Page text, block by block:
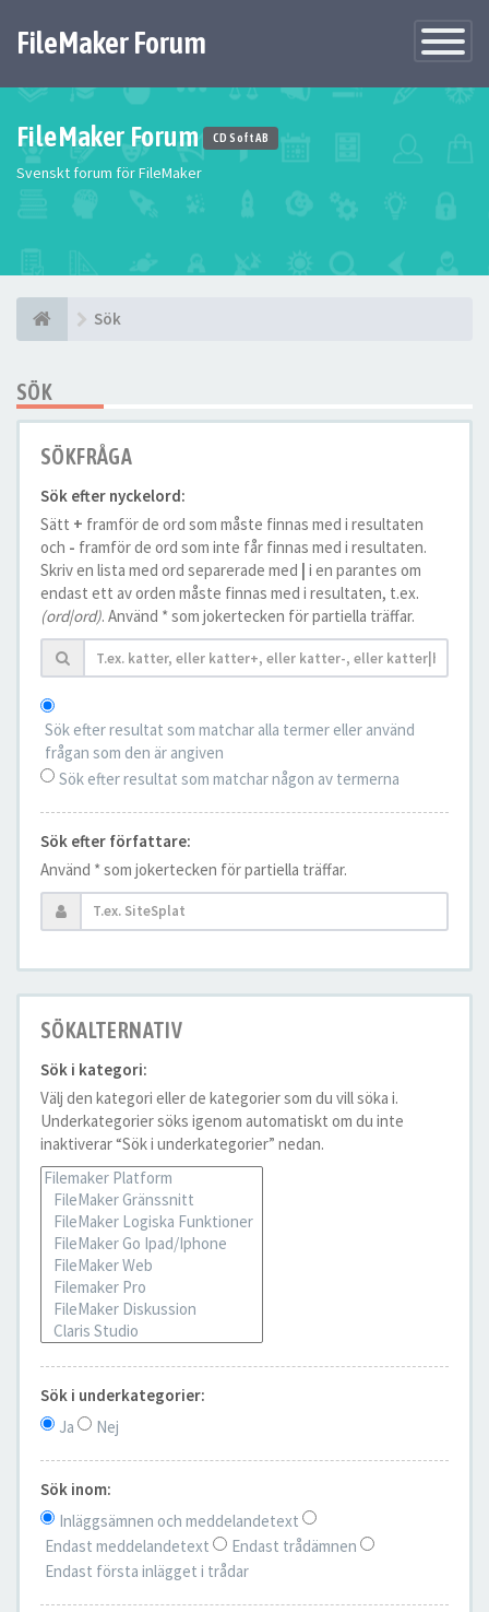
Växla
FileMaker Forum
FileMaker Forum CD Soft AB
Svenskt forum för FileMaker
Sök
SÖK
SÖKFRÅGA
Sök efter nyckelord:
Sätt + framför de ord som måste finnas med i resultaten
och - framför de ord som inte får finnas med i resultaten.
Skriv en lista med ord separerade med | i en parantes om
endast ett av orden måste finnas med i resultaten, t.ex.
(ord|ord). Använd * som jokertecken för partiella träffar.
Sök efter resultat som matchar alla termer eller använd
frågan som den är angiven
Sök efter resultat som matchar någon av termerna
Sök efter författare:
Använd * som jokertecken för partiella träffar.
SÖKALTERNATIV
Sök i kategori:
Välj den kategori eller de kategorier som du vill söka i.
Underkategorier söks igenom automatiskt om du inte
inaktiverar “Sök i underkategorier” nedan.
Sök i underkategorier:
Ja
Nej
Sök inom:
Inläggsämnen och meddelandetext
Endast meddelandetext
Endast trådämnen
Endast första inlägget i trådar